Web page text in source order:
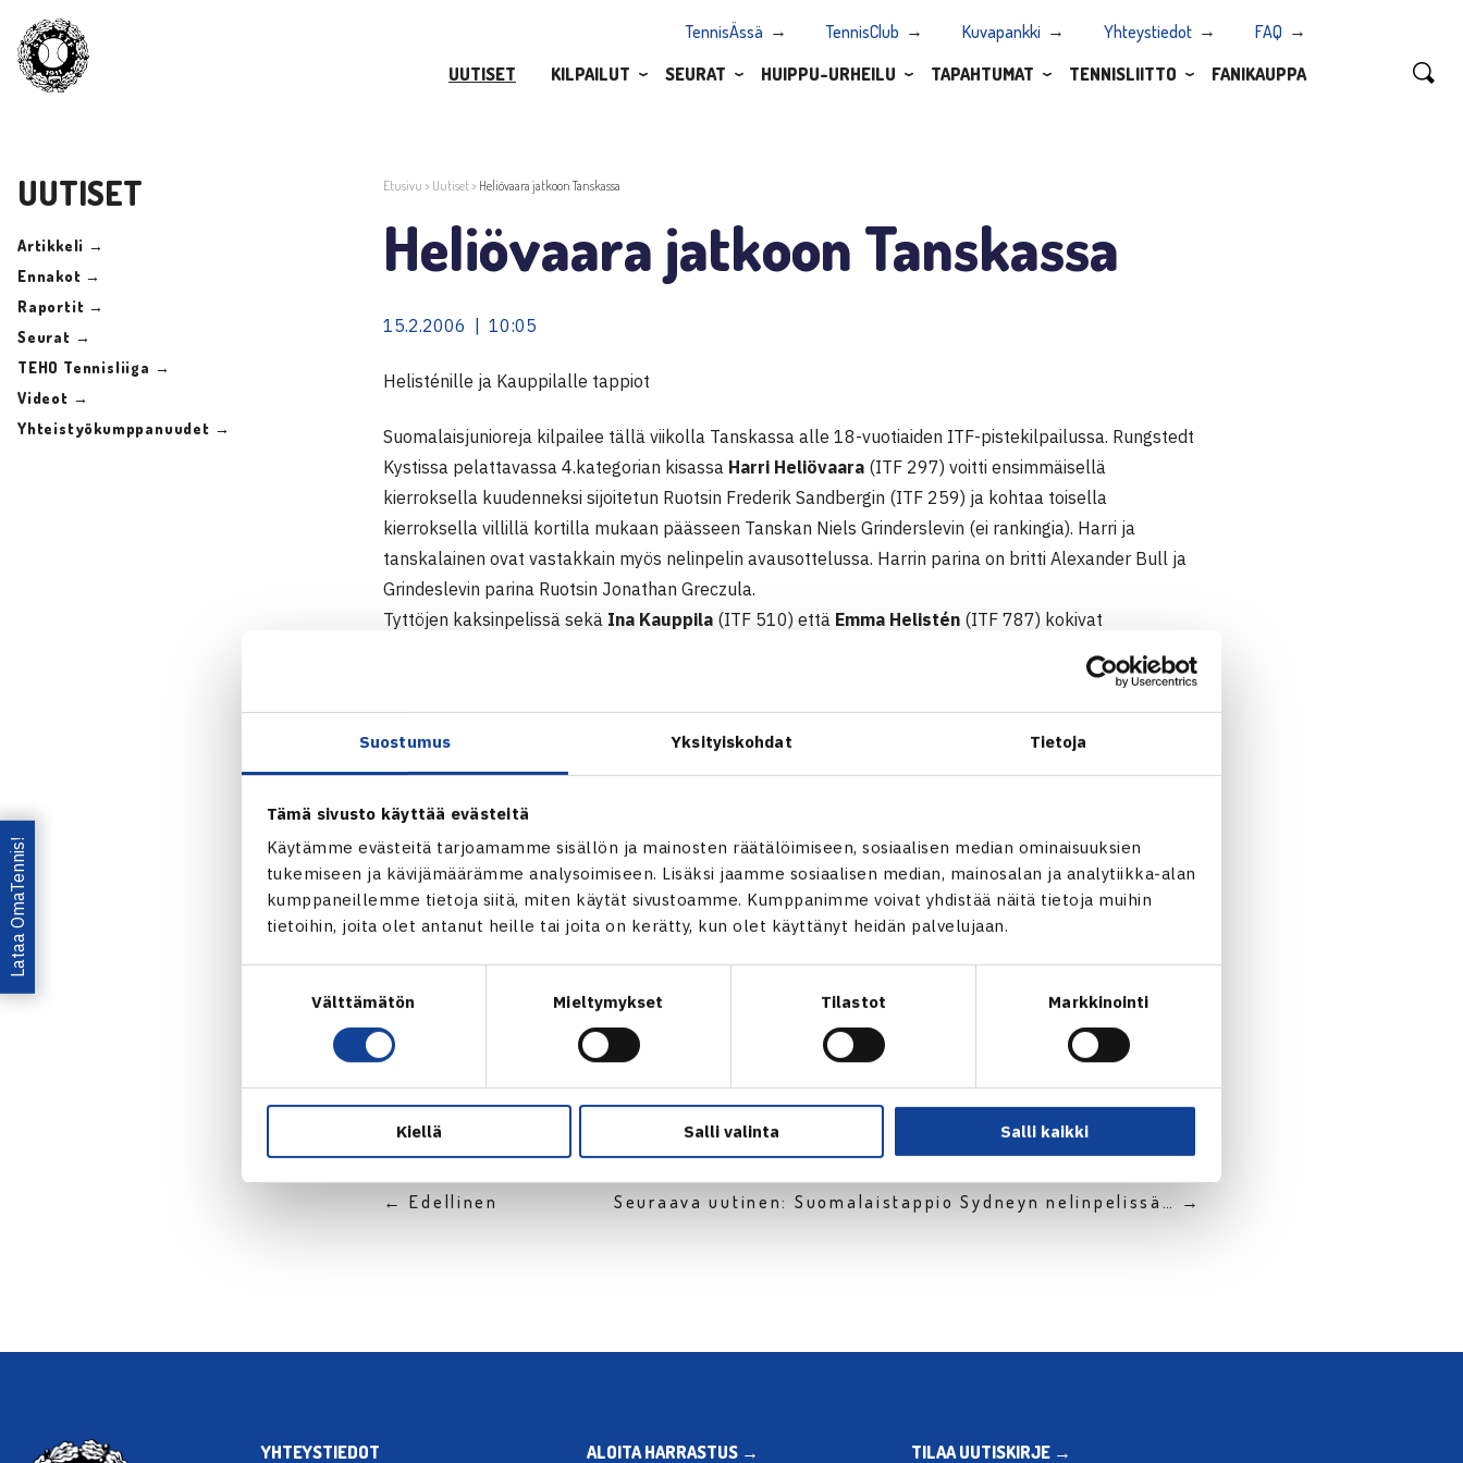
Suostumus Yksityiskohdat Tietoja
Tämä sivusto käyttää evästeitä
Käytämme evästeitä tarjoamamme sisällön ja mainosten räätälöimiseen, sosiaalisen median ominaisuuksien
tukemiseen ja kävijämäärämme analysoimiseen. Lisäksi jaamme sosiaalisen median, mainosalan ja analytiikka-alan
kumppaneillemme tietoja siitä, miten käytät sivustoamme. Kumppanimme voivat yhdistää näitä tietoja muihin
tietoihin, joita olet antanut heille tai joita on kerätty, kun olet käyttänyt heidän palvelujaan.
Välttämätön Mieltymykset Tilastot Markkinointi
Kiellä Salli valinta Salli kaikki
TennisÄssä TennisClub Kuvapankki Yhteystiedot
FAQ
UUTISET
KILPAILUT SEURAT HUIPPU-URHEILU TAPAHTUMAT TENNISLIITTO FANIKAUPPA
UUTISET
Artikkeli →
Ennakot →
Raportit →
Seurat →
TEHO Tennisliiga →
Videot →
Yhteistyökumppanuudet →
Etusivu > Uutiset> Heliövaara jatkoon Tanskassa
Heliövaara jatkoon Tanskassa
15.2.2006 | 10:05
Helisténille ja Kauppilalle tappiot
Suomalaisjunioreja kilpailee tällä viikolla Tanskassa alle 18-vuotiaiden ITF-pistekilpailussa. Rungstedt
Kystissa pelattavassa 4.kategorian kisassa Harri Heliövaara (ITF 297) voitti ensimmäisellä
kierroksella kuudenneksi sijoitetun Ruotsin Frederik Sandbergin (ITF 259) ja kohtaa toisella
kierroksella villillä kortilla mukaan päässeen Tanskan Niels Grinderslevin (ei rankingia). Harri ja
tanskalainen ovat vastakkain myös nelinpelin avausottelussa. Harrin parina on britti Alexander Bull ja
Grindeslevin parina Ruotsin Jonathan Greczula.
Tyttöjen kaksinpelissä sekä Ina Kauppila (ITF 510) että Emma Helistén (ITF 787) kokivat
Juniorien ITF-pistekisa, 4.kateg.
Rungstedt Kyst, Tanska 13.-19.2.
Pojat 18v
Tytöt 18v.
1.kierrosta: Karen Barbat Tanska – Ina Kauppila 63 62, Melinda Åkerbrandt Ruotsi – Emma Helistén
64 16 62
Jaa:
← Edellinen Seuraava uutinen: Suomalaistappio Sydneyn nelinpelissä… →
Lataa OmaTennis!
YHTEYSTIEDOT ALOITA HARRASTUS → TILAA UUTISKIRJE →